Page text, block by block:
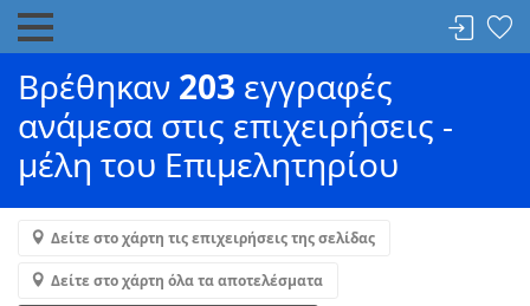
Βρέθηκαν 203 εγγραφές
ανάμεσα στις επιχειρήσεις -
μέλη του Επιμελητηρίου
Δείτε στο χάρτη τις επιχειρήσεις της σελίδας
Δείτε στο χάρτη όλα τα αποτελέσματα